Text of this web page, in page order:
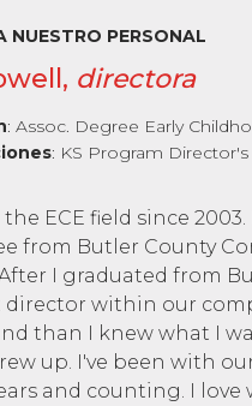
NUESTRO PERSONAL
directora
:Assoc. Degree Early
: KS Program
ECE field since
from Butler County
I graduated from
director within our
than I knew what I
up. I've been with
and counting. I